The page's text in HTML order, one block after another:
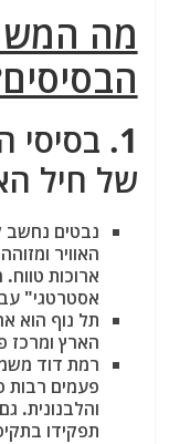
מה
1.
של חיל
נבטים נחשב
האוויר
ארוכות
אסטרטגי"
תל נוף הוא
הארץ ומרכז
רמת דוד
פעמים רבות
והלבנונית.
תפקידו